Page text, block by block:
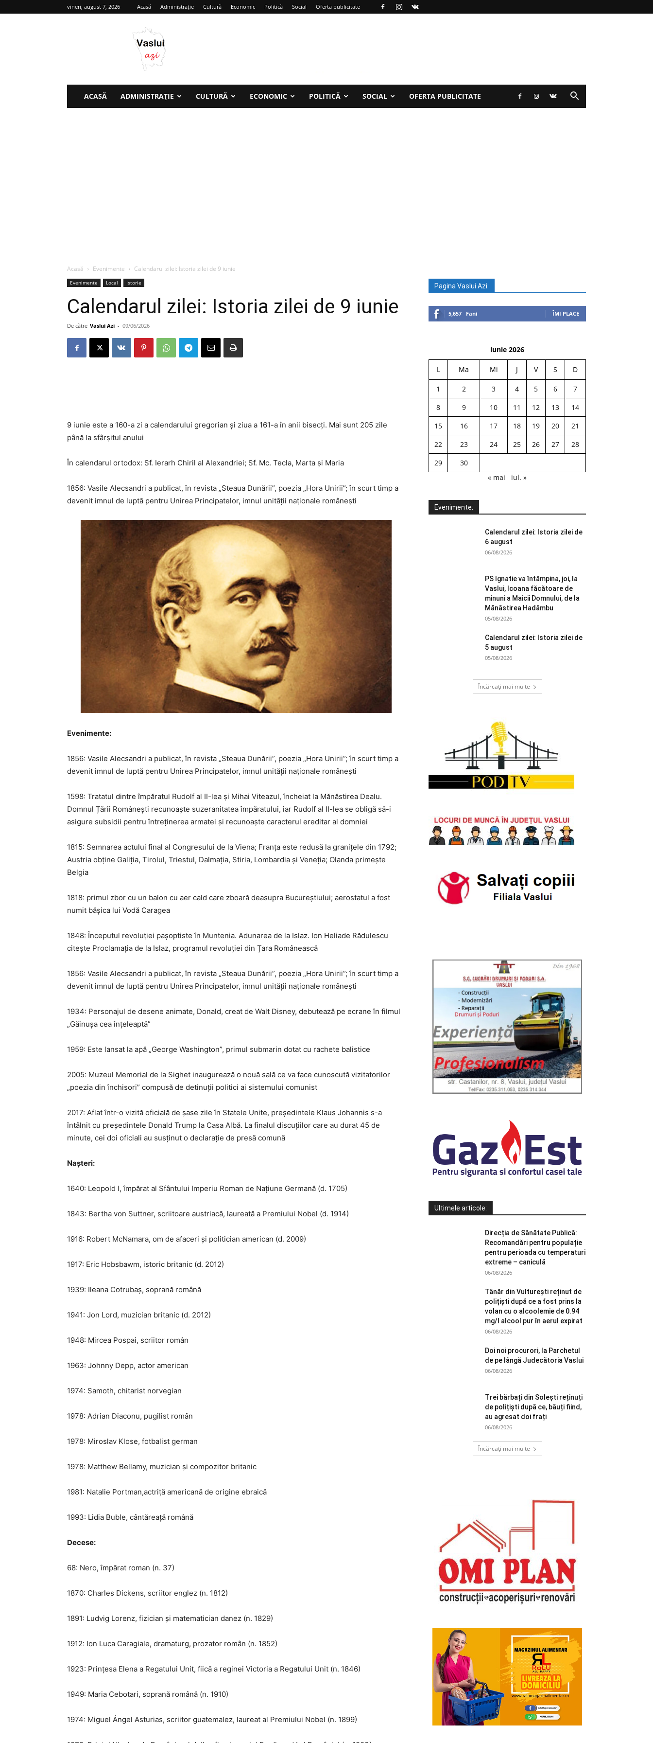
vineri, august 7, 2026 Acasă Administrație Cultură Economic Politică Social Oferta publicitate
ACASĂ ADMINISTRAȚIE CULTURĂ ECONOMIC POLITICĂ SOCIAL OFERTA PUBLICITATE
Acasă Evenimente Calendarul zilei: Istoria zilei de 9 iunie
Evenimente Local Istorie
Calendarul zilei: Istoria zilei de 9 iunie
De către Vaslui Azi - 09/06/2026
9 iunie este a 160-a zi a calendarului gregorian și ziua a 161-a în anii bisecți. Mai sunt 205 zile
până la sfârșitul anului
În calendarul ortodox: Sf. Ierarh Chiril al Alexandriei; Sf. Mc. Tecla, Marta și Maria
1856: Vasile Alecsandri a publicat, în revista „Steaua Dunării”, poezia „Hora Unirii”; în scurt timp a
devenit imnul de luptă pentru Unirea Principatelor, imnul unității naționale românești
Evenimente:
1856: Vasile Alecsandri a publicat, în revista „Steaua Dunării”, poezia „Hora Unirii”; în scurt timp a
devenit imnul de luptă pentru Unirea Principatelor, imnul unității naționale românești
1598: Tratatul dintre împăratul Rudolf al II-lea și Mihai Viteazul, încheiat la Mănăstirea Dealu.
Domnul Țării Românești recunoaște suzeranitatea împăratului, iar Rudolf al II-lea se obligă să-i
asigure subsidii pentru întreținerea armatei și recunoaște caracterul ereditar al domniei
1815: Semnarea actului final al Congresului de la Viena; Franța este redusă la granițele din 1792;
Austria obține Galiția, Tirolul, Triestul, Dalmația, Stiria, Lombardia și Veneția; Olanda primește
Belgia
1818: primul zbor cu un balon cu aer cald care zboară deasupra Bucureștiului; aerostatul a fost
numit bășica lui Vodă Caragea
1848: Începutul revoluției pașoptiste în Muntenia. Adunarea de la Islaz. Ion Heliade Rădulescu
citește Proclamația de la Islaz, programul revoluției din Țara Românească
1856: Vasile Alecsandri a publicat, în revista „Steaua Dunării”, poezia „Hora Unirii”; în scurt timp a
devenit imnul de luptă pentru Unirea Principatelor, imnul unității naționale românești
1934: Personajul de desene animate, Donald, creat de Walt Disney, debutează pe ecrane în filmul
„Găinușa cea înțeleaptă”
1959: Este lansat la apă „George Washington”, primul submarin dotat cu rachete balistice
2005: Muzeul Memorial de la Sighet inaugurează o nouă sală ce va face cunoscută vizitatorilor
„poezia din închisori” compusă de detinuții politici ai sistemului comunist
2017: Aflat într-o vizită oficială de șase zile în Statele Unite, președintele Klaus Johannis s-a
întâlnit cu președintele Donald Trump la Casa Albă. La finalul discuțiilor care au durat 45 de
minute, cei doi oficiali au susținut o declarație de presă comună
Nașteri:
1640: Leopold I, împărat al Sfântului Imperiu Roman de Națiune Germană (d. 1705)
1843: Bertha von Suttner, scriitoare austriacă, laureată a Premiului Nobel (d. 1914)
1916: Robert McNamara, om de afaceri și politician american (d. 2009)
1917: Eric Hobsbawm, istoric britanic (d. 2012)
1939: Ileana Cotrubaș, soprană română
1941: Jon Lord, muzician britanic (d. 2012)
1948: Mircea Pospai, scriitor român
1963: Johnny Depp, actor american
1974: Samoth, chitarist norvegian
1978: Adrian Diaconu, pugilist român
1978: Miroslav Klose, fotbalist german
1978: Matthew Bellamy, muzician și compozitor britanic
1981: Natalie Portman,actriță americană de origine ebraică
1993: Lidia Buble, cântăreață română
Decese:
68: Nero, împărat roman (n. 37)
1870: Charles Dickens, scriitor englez (n. 1812)
1891: Ludvig Lorenz, fizician și matematician danez (n. 1829)
1912: Ion Luca Caragiale, dramaturg, prozator român (n. 1852)
1923: Prințesa Elena a Regatului Unit, fiică a reginei Victoria a Regatului Unit (n. 1846)
1949: Maria Cebotari, soprană română (n. 1910)
1974: Miguel Ángel Asturias, scriitor guatemalez, laureat al Premiului Nobel (n. 1899)
Pagina Vaslui Azi:
5,657 Fani ÎMI PLACE
iunie 2026
L Ma Mi J V S D
1 2 3 4 5 6
7
8
9 10 11 12 13
14
15
16 17 18 19 20
21
22
23 24 25 26 27
28
29
30
« mai
iul. »
Evenimente:
Calendarul zilei: Istoria zilei de
6 august
06/08/2026
PS Ignatie va întâmpina, joi, la
Vaslui, Icoana făcătoare de
minuni a Maicii Domnului, de la
Mănăstirea Hadâmbu
05/08/2026
Calendarul zilei: Istoria zilei de
5 august
05/08/2026
Încărcați mai multe
Ultimele articole:
Direcția de Sănătate Publică:
Recomandări pentru populație
pentru perioada cu temperaturi
extreme – caniculă
06/08/2026
Tânăr din Vulturești reținut de
polițiști după ce a fost prins la
volan cu o alcoolemie de 0.94
mg/l alcool pur în aerul expirat
06/08/2026
Doi noi procurori, la Parchetul
de pe lângă Judecătoria Vaslui
06/08/2026
Trei bărbați din Solești reținuți
de polițiști după ce, băuți fiind,
au agresat doi frați
06/08/2026
Încărcați mai multe